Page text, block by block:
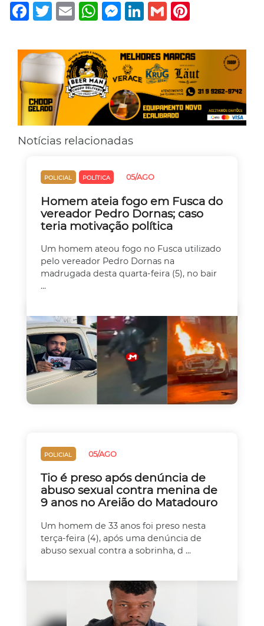
Facebook
TwitterEmail WhatsAppMessenger
LinkedIn
Gmail
Notícias relacionadas
POLICIAL POLÍTICA 05/AGO
Homem ateia fogo em Fusca do
vereador Pedro Dornas; caso
teria motivação política
Um homem ateou fogo no Fusca utilizado
pelo vereador Pedro Dornas na
madrugada desta quarta-feira (5), no bair
...
POLICIAL 05/AGO
Tio é preso após denúncia de
abuso sexual contra menina de
9 anos no Areião do Matadouro
Um homem de 33 anos foi preso nesta
terça-feira (4), após uma denúncia de
abuso sexual contra a sobrinha, d ...